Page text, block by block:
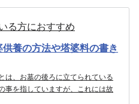
る方におすすめ
養の方法や塔婆料の書き
は、お墓の後ろに立てられている
事を指していますが、これには故